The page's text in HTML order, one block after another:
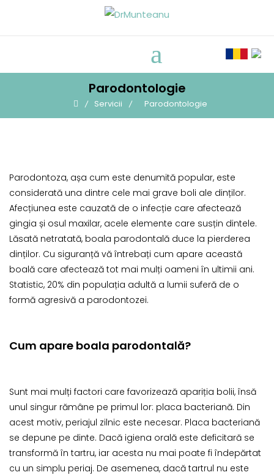
Parodontologie
Servicii Parodontologie
Parodontoza, așa cum este denumită popular, este
considerată una dintre cele mai grave boli ale dinților.
Afecțiunea este cauzată de o infecție care afectează
gingia și osul maxilar, acele elemente care susțin dintele.
Lăsată netratată, boala parodontală duce la pierderea
dinților. Cu siguranță vă întrebați cum apare această
boală care afectează tot mai mulți oameni în ultimii ani.
Statistic, 20% din populația adultă a lumii suferă de o
formă agresivă a parodontozei.
Cum apare boala parodontală?
Sunt mai mulți factori care favorizează apariția bolii, însă
unul singur rămâne pe primul lor: placa bacteriană. Din
acest motiv, periajul zilnic este necesar. Placa bacteriană
se depune pe dinte. Dacă igiena orală este deficitară se
transformă în tartru, iar acesta nu mai poate fi îndepărtat
cu un simplu periaj. De asemenea, dacă tartrul nu este